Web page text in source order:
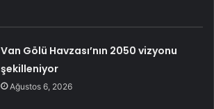
Van Gölü Havzası’nın 2050 vizyonu
şekilleniyor
Ağustos 6, 2026